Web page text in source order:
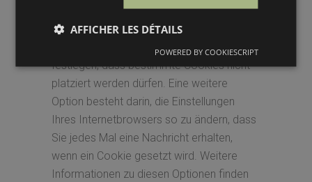
Sie können Ihren Internetbrowser
verwenden, um Cookies automatisch oder
manuell zu löschen. Sie können auch
festlegen, dass bestimmte Cookies nicht
platziert werden dürfen. Eine weitere
Option besteht darin, die Einstellungen
Ihres Internetbrowsers so zu ändern, dass
Sie jedes Mal eine Nachricht erhalten,
wenn ein Cookie gesetzt wird. Weitere
Informationen zu diesen Optionen finden
AFFICHER LES DÉTAILS
POWERED BY COOKIESCRIPT